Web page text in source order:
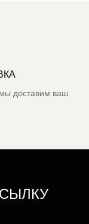
доставим ваш